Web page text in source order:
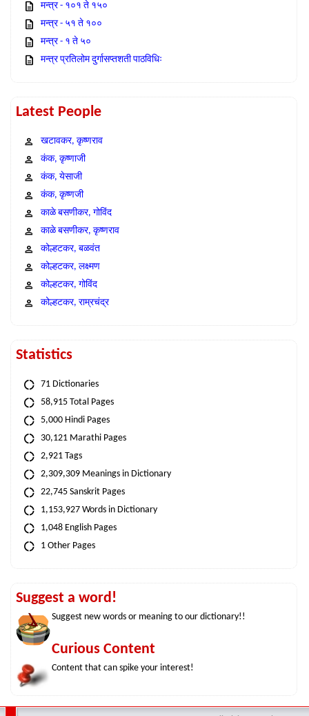
मन्त्र - १०१ ते १५०
मन्त्र - ५१ ते १००
मन्त्र - १ ते ५०
मन्त्र प्रतिलोम दुर्गासप्तशती पाठविधिः
Latest People
खटावकर, कृष्णराव
कंक, कृष्णाजी
कंक, येसाजी
कंक, कृष्णजी
काळे बसणीकर, गोविंद
काळे बसणीकर, कृष्णराव
कोल्हटकर, बळवंत
कोल्हटकर, लक्ष्मण
कोल्हटकर, गोविंद
कोल्हटकर, राम्रचंद्र
Statistics
71 Dictionaries
58,915 Total Pages
5,000 Hindi Pages
30,121 Marathi Pages
2,921 Tags
2,309,309 Meanings in Dictionary
22,745 Sanskrit Pages
1,153,927 Words in Dictionary
1,048 English Pages
1 Other Pages
Suggest a word!
Suggest new words or meaning to our dictionary!!
Curious Content
Content that can spike your interest!